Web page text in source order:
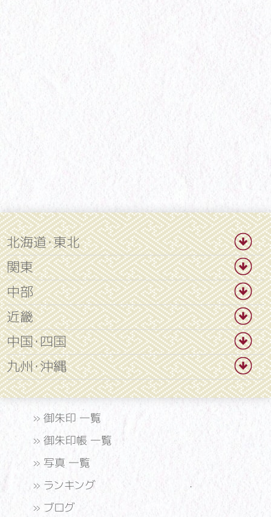
北海道・東北
関東
中部
近畿
中国・四国
九州・沖縄
» 御朱印 一覧
» 御朱印帳 一覧
» 写真 一覧
» ランキング
» ブログ